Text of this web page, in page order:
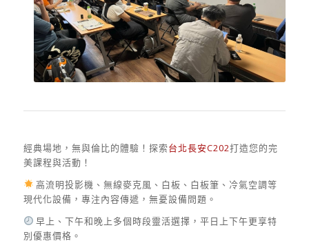
經典場地，無與倫比的體驗！探索台北長安C202打造您的完
美課程與活動！
高流明投影機、無線麥克風、白板、白板筆、冷氣空調等
現代化設備，專注內容傳遞，無憂設備問題。
早上、下午和晚上多個時段靈活選擇，平日上下午更享特
別優惠價格。